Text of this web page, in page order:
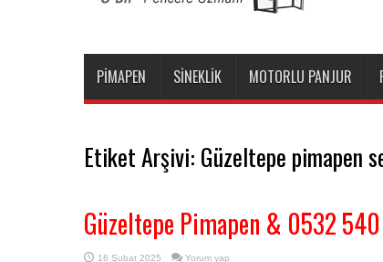
PIMAPEN SINEKLIK MOTORLU PANJUR
Etiket Arşivi: Güzeltepe pimapen
Güzeltepe Pimapen & 0532
16 Şubat 2025 Yorum yap